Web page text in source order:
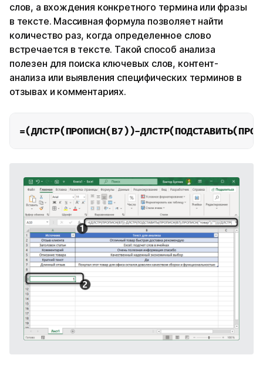
слов, а вхождения конкретного термина или фразы
в тексте. Массивная формула позволяет найти
количество раз, когда определенное слово
встречается в тексте. Такой способ анализа
полезен для поиска ключевых слов, контент-
анализа или выявления специфических терминов в
отзывах и комментариях.
=(ДЛСТР(ПРОПИСН(B7))-